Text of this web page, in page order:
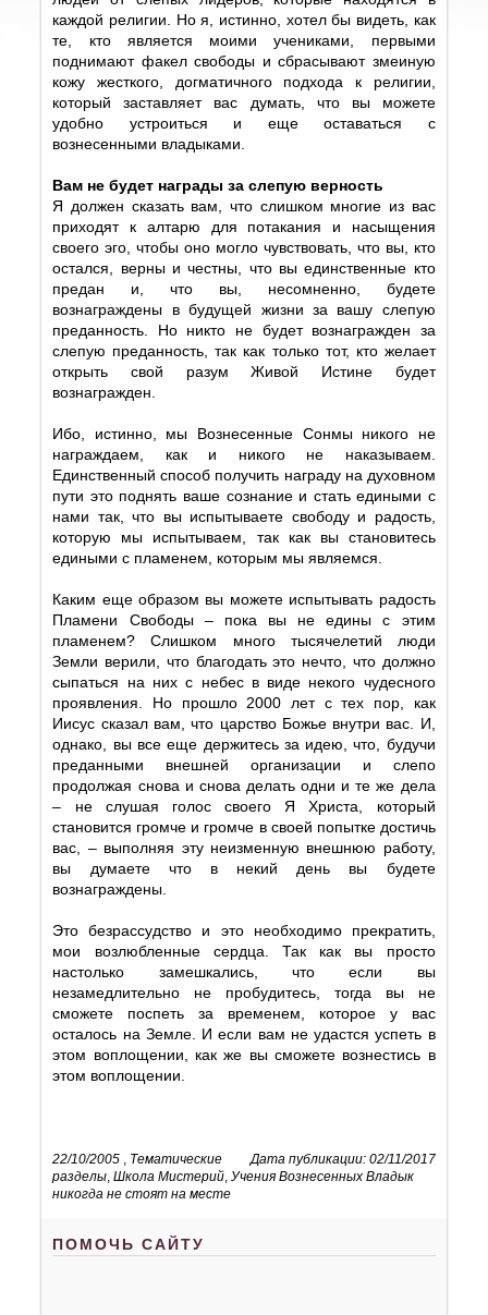
каждой религии. Но я, истинно, хотел бы видеть, как
те, кто является моими учениками, первыми
поднимают факел свободы и сбрасывают змеиную
кожу жесткого, догматичного подхода к религии,
который заставляет вас думать, что вы можете
удобно устроиться и еще оставаться с
вознесенными владыками.
Вам не будет награды за слепую верность
Я должен сказать вам, что слишком многие из вас
приходят к алтарю для потакания и насыщения
своего эго, чтобы оно могло чувствовать, что вы, кто
остался, верны и честны, что вы единственные кто
предан и, что вы, несомненно, будете
вознаграждены в будущей жизни за вашу слепую
преданность. Но никто не будет вознагражден за
слепую преданность, так как только тот, кто желает
открыть свой разум Живой Истине будет
вознагражден.
Ибо, истинно, мы Вознесенные Сонмы никого не
награждаем, как и никого не наказываем.
Единственный способ получить награду на духовном
пути это поднять ваше сознание и стать едиными с
нами так, что вы испытываете свободу и радость,
которую мы испытываем, так как вы становитесь
едиными с пламенем, которым мы являемся.
Каким еще образом вы можете испытывать радость
Пламени Свободы – пока вы не едины с этим
пламенем? Слишком много тысячелетий люди
Земли верили, что благодать это нечто, что должно
сыпаться на них с небес в виде некого чудесного
проявления. Но прошло 2000 лет с тех пор, как
Иисус сказал вам, что царство Божье внутри вас. И,
однако, вы все еще держитесь за идею, что, будучи
преданными внешней организации и слепо
продолжая снова и снова делать одни и те же дела
– не слушая голос своего Я Христа, который
становится громче и громче в своей попытке достичь
вас, – выполняя эту неизменную внешнюю работу,
вы думаете что в некий день вы будете
вознаграждены.
Это безрассудство и это необходимо прекратить,
мои возлюбленные сердца. Так как вы просто
настолько замешкались, что если вы
незамедлительно не пробудитесь, тогда вы не
сможете поспеть за временем, которое у вас
осталось на Земле. И если вам не удастся успеть в
этом воплощении, как же вы сможете вознестись в
этом воплощении.
22/10/2005 Дата публикации: 02/11/2017
Тематические
разделы ,Школа Мистерий Учения Вознесенных Владык
никогда не стоят на месте
ПОМОЧЬ САЙТУ